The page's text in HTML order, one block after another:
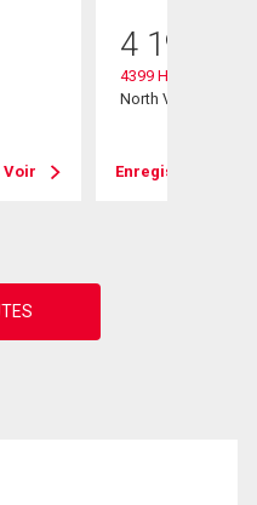
Voir
4 195
4399 Highland
North Vancouver,
Enregistrer